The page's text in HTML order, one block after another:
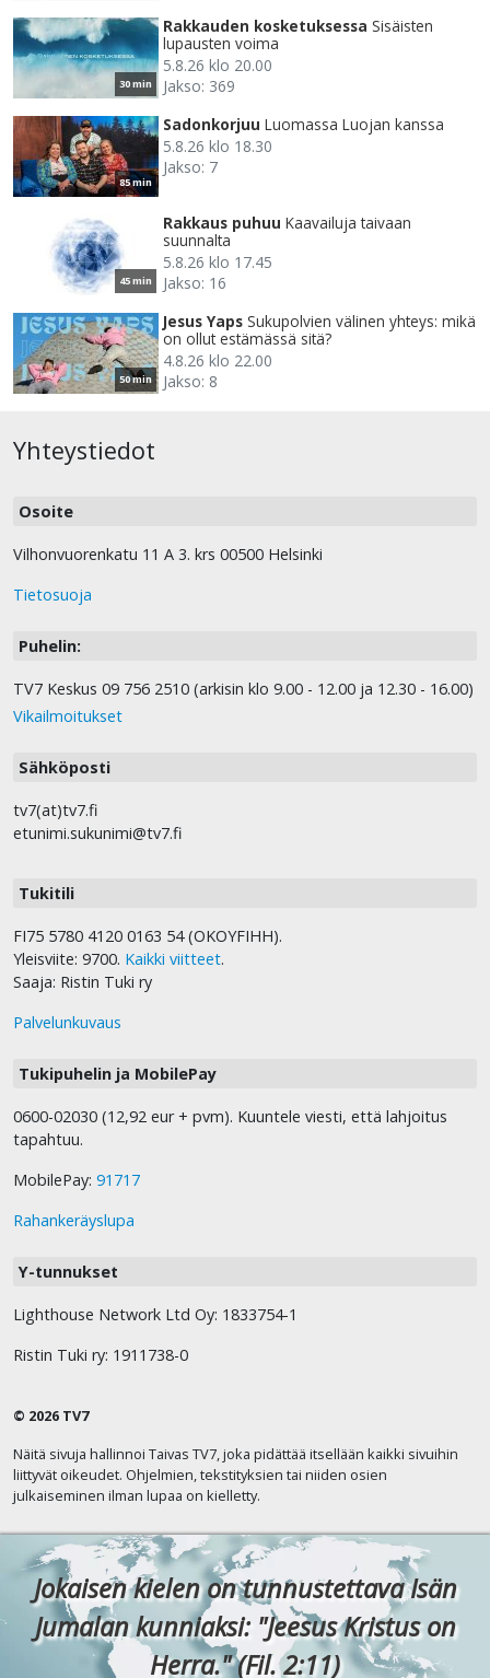
30 min
Rakkauden kosketuksessa Sisäisten
lupausten voima
5.8.26 klo 20.00
Jakso: 369
85 min
Sadonkorjuu Luomassa Luojan kanssa
5.8.26 klo 18.30
Jakso: 7
45 min
Rakkaus puhuu Kaavailuja taivaan
suunnalta
5.8.26 klo 17.45
Jakso: 16
50 min
Jesus Yaps Sukupolvien välinen yhteys: mikä
on ollut estämässä sitä?
4.8.26 klo 22.00
Jakso: 8
Yhteystiedot
Osoite
Vilhonvuorenkatu 11 A 3. krs 00500 Helsinki
Tietosuoja
Puhelin:
TV7 Keskus 09 756 2510 (arkisin klo 9.00 - 12.00 ja 12.30 - 16.00)
Vikailmoitukset
Sähköposti
tv7(at)tv7.fi
etunimi.sukunimi@tv7.fi
Tukitili
FI75 5780 4120 0163 54 (OKOYFIHH).
Yleisviite: 9700. Kaikki viitteet.
Saaja: Ristin Tuki ry
Palvelunkuvaus
Tukipuhelin ja MobilePay
0600-02030 (12,92 eur + pvm). Kuuntele viesti, että lahjoitus
tapahtuu.
MobilePay: 91717
Rahankeräyslupa
Y-tunnukset
Lighthouse Network Ltd Oy: 1833754-1
Ristin Tuki ry: 1911738-0
© 2026 TV7
Näitä sivuja hallinnoi Taivas TV7, joka pidättää itsellään kaikki sivuihin
liittyvät oikeudet. Ohjelmien, tekstityksien tai niiden osien
julkaiseminen ilman lupaa on kielletty.
Jokaisen kielen on tunnustettava Isän
Jumalan kunniaksi: "Jeesus Kristus on
Herra." (Fil. 2:11)